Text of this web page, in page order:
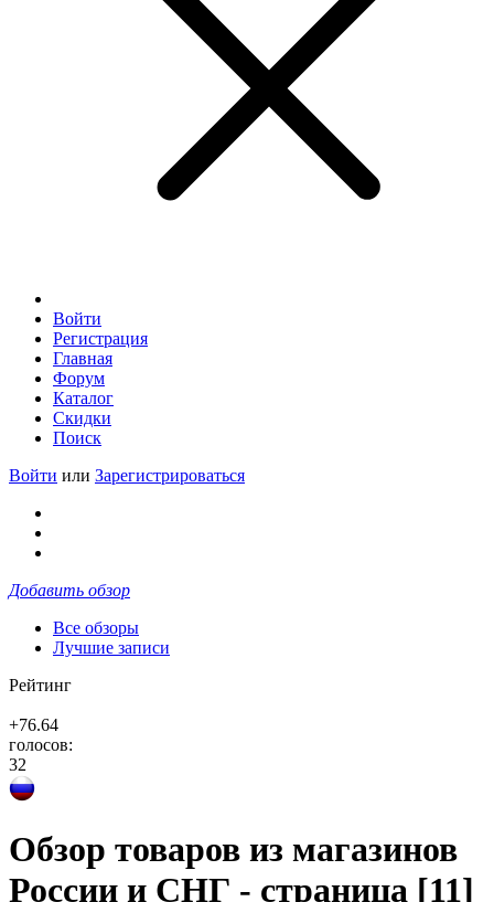
Войти
Регистрация
Главная
Форум
Каталог
Скидки
Поиск
Войти или Зарегистрироваться
Добавить обзор
Все обзоры
Лучшие записи
Рейтинг
+76.64
голосов:
32
Обзор товаров из магазинов
России и СНГ - страница [11]